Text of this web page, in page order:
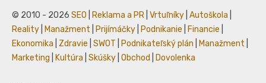
© 2010 - 2026 SEO Reklama a PR Vrtuľníky Autoškola
Reality
Manažment Prijímáčky Podnikanie Financie
Ekonomika
Zdravie SWOT Podnikateľský plán Manažment
Marketing
Kultúra Skúšky Obchod Dovolenka